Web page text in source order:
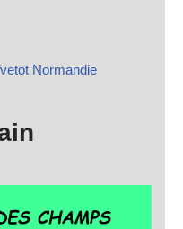
Normandie